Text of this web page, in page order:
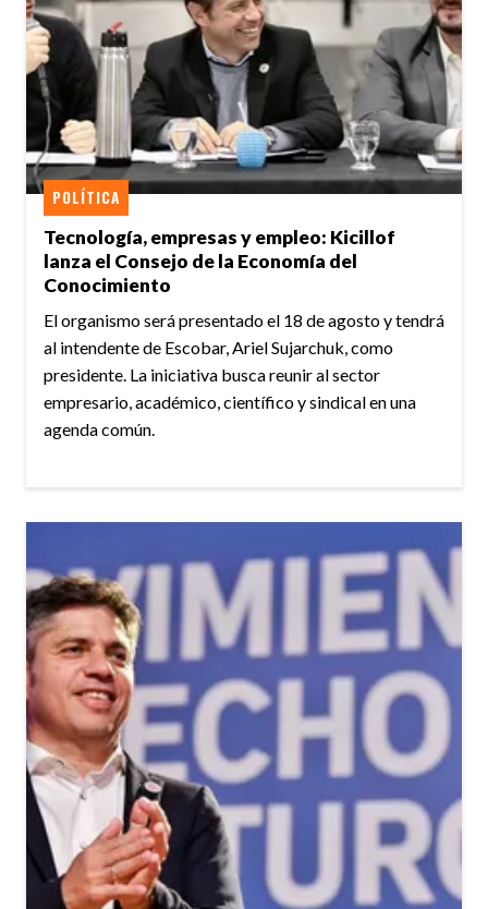
Tecnología, empresas y empleo: Kicillof
lanza el Consejo de la Economía del
Conocimiento
POLÍTICA
El organismo será presentado el 18 de agosto y tendrá
al intendente de Escobar, Ariel Sujarchuk, como
presidente. La iniciativa busca reunir al sector
empresario, académico, científico y sindical en una
agenda común.